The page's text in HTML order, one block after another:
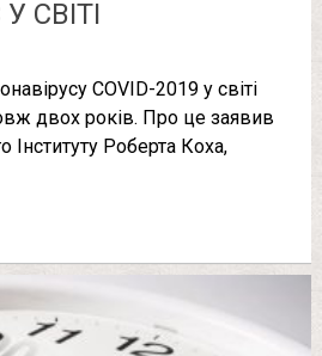
СВІТІ
COVID-2019 у світі
двох років. Про це заявив
Інституту Роберта Коха,